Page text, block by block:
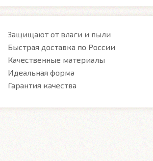
Защищают от влаги и пыли
Быстрая доставка по России
Качественные материалы
Идеальная форма
Гарантия качества